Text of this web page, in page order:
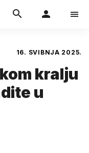
16. SVIBNJA 2025.
kralju
u